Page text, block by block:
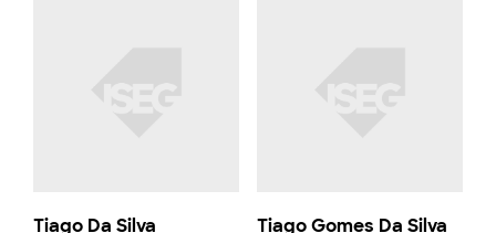
Tiago Da Silva
Tiago Gomes Da Silva